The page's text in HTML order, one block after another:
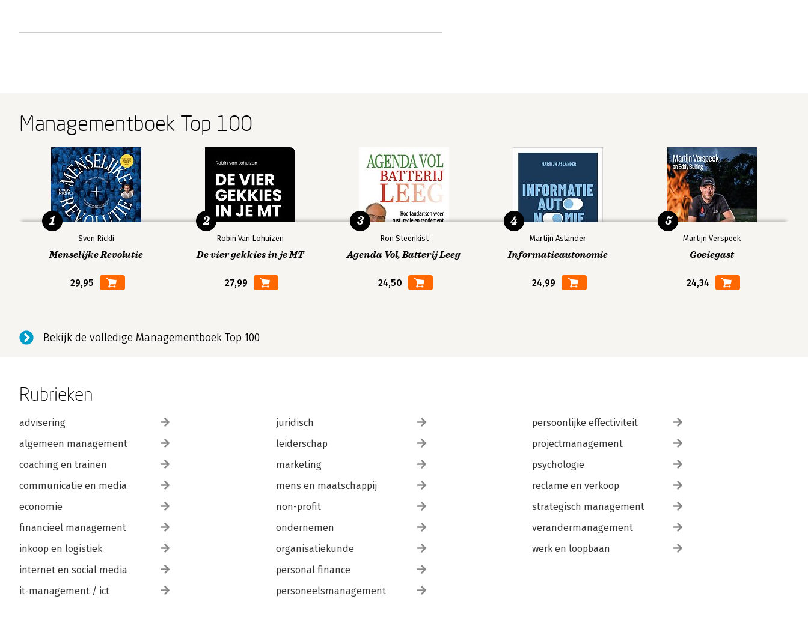
Managementboek Top 100
Sven Rickli
Menselijke Revolutie
29,95
1
Robin Van Lohuizen
De vier gekkies in je MT
27,99
2
Ron Steenkist
Agenda Vol, Batterij Leeg
24,50
3
Martijn Aslander
Informatieautonomie
24,99
4
Martijn Verspeek
Goeiegast
24,34
5
Bekijk de volledige Managementboek Top 100
Rubrieken
advisering
algemeen management
coaching en trainen
communicatie en media
economie
financieel management
inkoop en logistiek
internet en social media
it-management / ict
juridisch
leiderschap
marketing
mens en maatschappij
non-profit
ondernemen
organisatiekunde
personal finance
personeelsmanagement
persoonlijke effectiviteit
projectmanagement
psychologie
reclame en verkoop
strategisch management
verandermanagement
werk en loopbaan